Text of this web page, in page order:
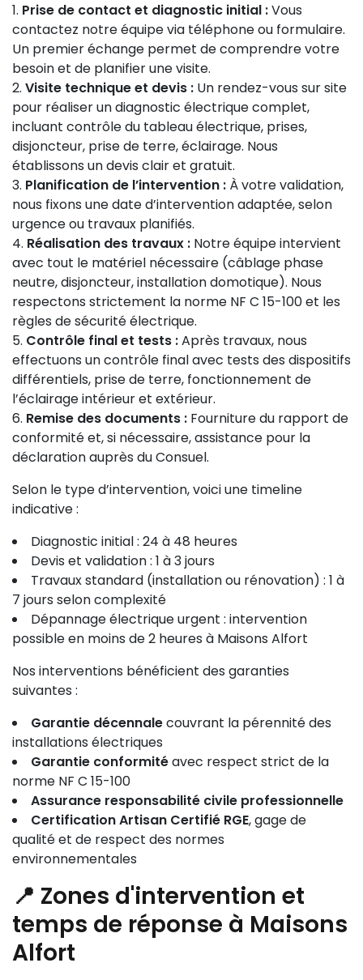
Prise de contact et diagnostic initial :Vous
contactez notre équipe via téléphone ou formulaire.
Un premier échange permet de comprendre votre
besoin et de planifier une visite.
Visite technique et devis : Un rendez-vous sur site
pour réaliser un diagnostic électrique complet,
incluant contrôle du tableau électrique, prises,
disjoncteur, prise de terre, éclairage. Nous
établissons un devis clair et gratuit.
Planification de l’intervention : À votre validation,
nous fixons une date d’intervention adaptée, selon
urgence ou travaux planifiés.
Réalisation des travaux : Notre équipe intervient
avec tout le matériel nécessaire (câblage phase
neutre, disjoncteur, installation domotique). Nous
respectons strictement la norme NF C 15-100 et les
règles de sécurité électrique.
Contrôle final et tests :Après travaux, nous
effectuons un contrôle final avec tests des dispositifs
différentiels, prise de terre, fonctionnement de
l’éclairage intérieur et extérieur.
Remise des documents : Fourniture du rapport de
conformité et, si nécessaire, assistance pour la
déclaration auprès du Consuel.
Selon le type d’intervention, voici une timeline
indicative :
Diagnostic initial : 24 à 48 heures
Devis et validation : 1 à 3 jours
Travaux standard (installation ou rénovation) : 1 à
7 jours selon complexité
Dépannage électrique urgent : intervention
possible en moins de 2 heures à Maisons Alfort
Nos interventions bénéficient des garanties
suivantes :
Garantie décennalecouvrant la pérennité des
installations électriques
Garantie conformitéavec respect strict de la
norme NF C 15-100
Assurance responsabilité civile professionnelle
Certification Artisan Certifié RGE, gage de
qualité et de respect des normes
environnementales
📍 Zones d'intervention et
temps de réponse à Maisons
Alfort